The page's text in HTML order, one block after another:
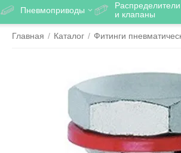
Пневмоприводы
Распределители
и клапаны
Главная / Каталог / Фитинги